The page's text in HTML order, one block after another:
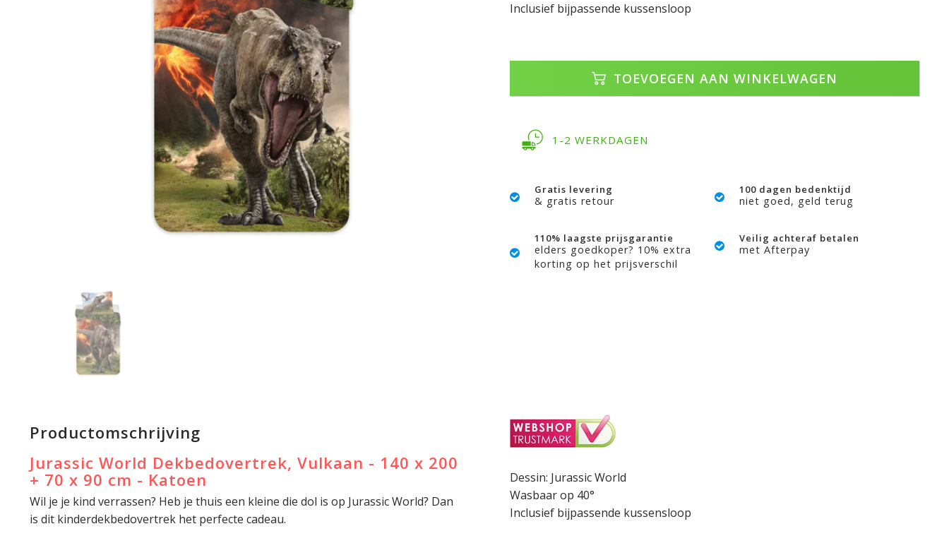
Inclusief bijpassende kussensloop
TOEVOEGEN AAN WINKELWAGEN
1-2 WERKDAGEN
Gratis levering
& gratis retour
100 dagen bedenktijd
niet goed, geld terug
110% laagste prijsgarantie
elders goedkoper? 10% extra
korting op het prijsverschil
Veilig achteraf betalen
met Afterpay
Productomschrijving
Jurassic World Dekbedovertrek, Vulkaan - 140 x 200
+ 70 x 90 cm - Katoen
Wil je je kind verrassen? Heb je thuis een kleine die dol is op Jurassic World? Dan
is dit kinderdekbedovertrek het perfecte cadeau.
Dessin: Jurassic World
Wasbaar op 40°
Inclusief bijpassende kussensloop